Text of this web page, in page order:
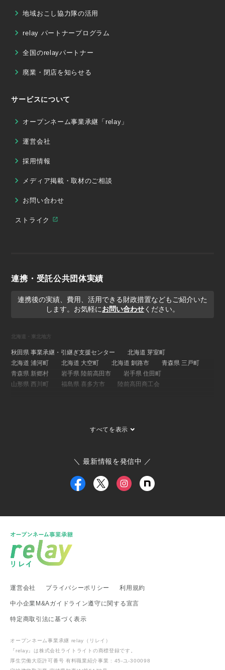
地域おこし協力隊の活用
relay パートナープログラム
全国のrelayパートナー
廃業・閉店を知らせる
サービスについて
オープンネーム事業承継「relay」
運営会社
採用情報
メディア掲載・取材のご相談
お問い合わせ
ストライク
連携・受託公共団体実績
連携後の実績、費用、活用できる財政措置などもご紹介いた
します。お気軽にお問い合わせください。
すべてを表示
北海道・東北地方
秋田県 事業承継・引継ぎ支援センター
北海道 芽室町
北海道 浦河町
北海道 大空町 北海道 釧路市
青森県 三戸町
青森県 新郷村
岩手県 陸前高田市
岩手県 住田町
山形県 西川町
福島県 喜多方市 陸前高田商工会
茨城県 稲敷市 群馬県 桐生市
小田原箱根商工会議所
福井県 事業承継・引継ぎ支援センター
富山県
新潟県 南魚沼市
新潟県 糸魚川市
新潟県 出雲崎町
新潟県 関川村
愛知県 事業承継・引継ぎ支援センター
岐阜県 高山市
滋賀県 事業承継・引継ぎ支援センター
滋賀県 日野町
滋賀県 多賀町
＼ 最新情報を発信中 ／
運営会社 プライバシーポリシー 利用規約
中小企業M&Aガイドライン遵守に関する宣言
特定商取引法に基づく表示
オープンネーム事業承継 relay（リレイ）
『relay』は株式会社ライトライトの商標登録です。
厚生労働大臣許可番号 有料職業紹介事業 : 45-ユ-300098